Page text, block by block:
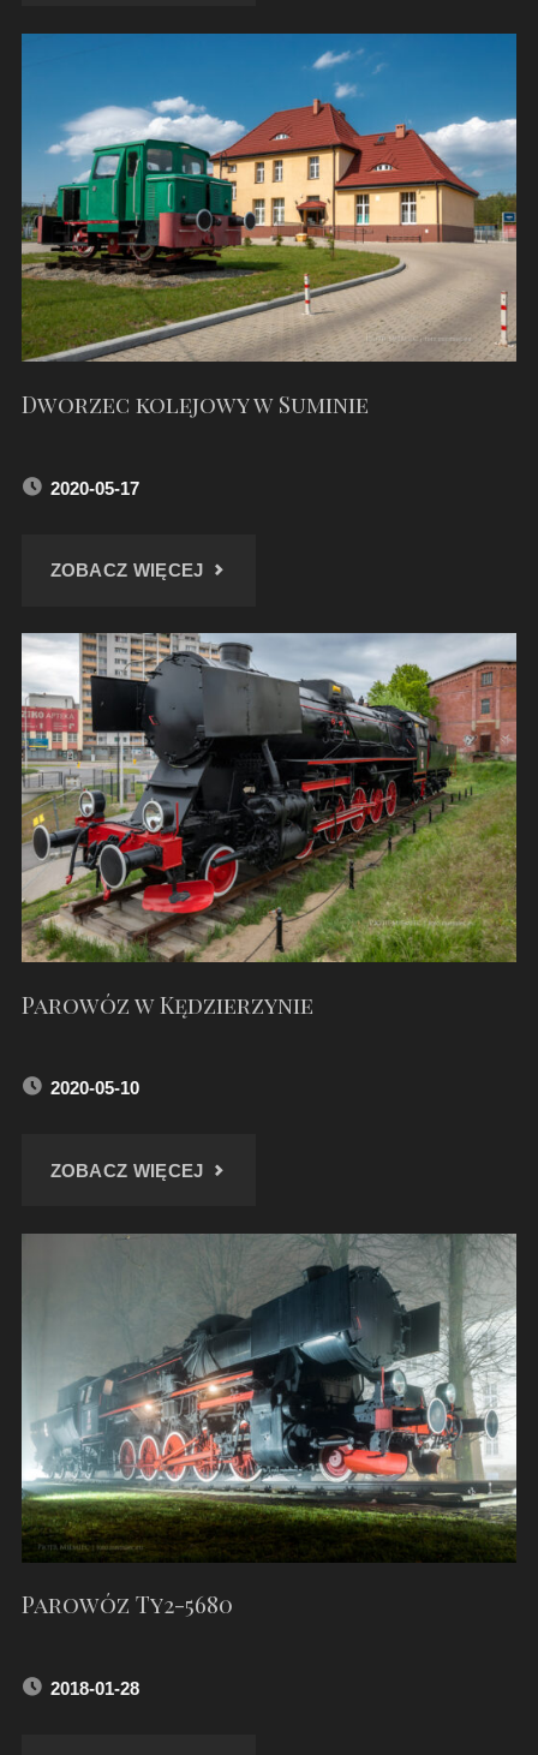
RACIBORZU"
Dworzec kolejowy w Suminie
2020-05-17
ZOBACZ WIĘCEJ"DWORZEC
W
SUMINIE"
Parowóz w Kędzierzynie
2020-05-10
ZOBACZ WIĘCEJ"PAROWÓZ
KĘDZIERZYNIE"
Parowóz Ty2-5680
2018-01-28